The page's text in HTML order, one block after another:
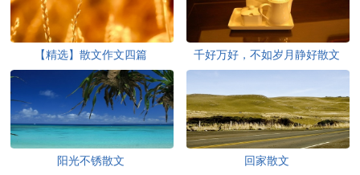
【精选】散文作文四篇 千好万好，不如岁月静好散文
阳光不锈散文 回家散文